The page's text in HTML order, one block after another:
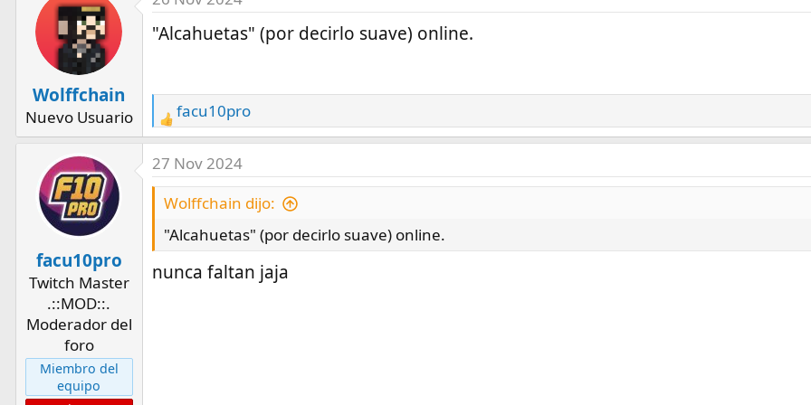
Wolffchain
Nuevo Usuario
"Alcahuetas" (por decirlo suave) online.
R
e
a
c
n
facu10pro
facu10pro
Twitch Master
.::MOD::.
Moderador del
foro
Miembro del
equipo
27 Nov 2024
Wolffchain dijo:
"Alcahuetas" (por decirlo suave) online.
nunca faltan jaja